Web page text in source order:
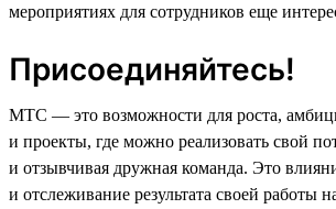
мероприятиях для сотрудников еще
Присоединяйтесь!
МТС — это возможности для роста,
и проекты, где можно реализовать свой
и отзывчивая дружная команда. Это
и отслеживание результата своей работы